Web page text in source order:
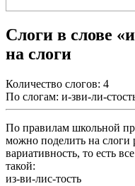
Слоги в слове
на слоги
Количество слогов: 4
По слогам: и-зви-ли-
По правилам школьной
можно поделить на слоги
вариативность, то есть
такой:
из-ви-лис-тость